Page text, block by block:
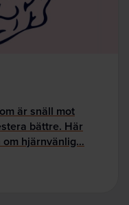
är snäll mot
bättre. Här
hjärnvänlig…